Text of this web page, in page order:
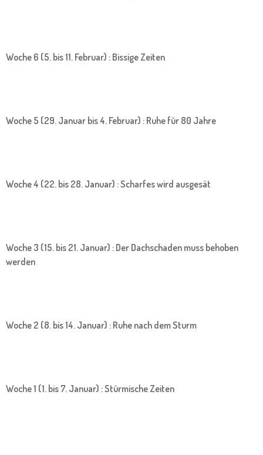
Woche 6 (5. bis 11. Februar) : Bissige Zeiten
Woche 5 (29. Januar bis 4. Februar) : Ruhe für 80 Jahre
Woche 4 (22. bis 28. Januar) : Scharfes wird ausgesät
Woche 3 (15. bis 21. Januar) : Der Dachschaden muss behoben
werden
Woche 2 (8. bis 14. Januar) : Ruhe nach dem Sturm
Woche 1 (1. bis 7. Januar) : Stürmische Zeiten